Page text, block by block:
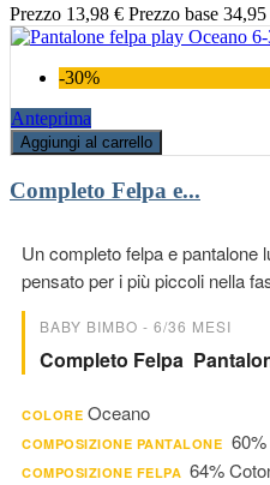
Prezzo 13,98 € Prezzo base 34,95
-30%
Anteprima
Aggiungi al carrello
Completo Felpa e...
Un completo felpa e pantalone
pensato per i più piccoli nella
BABY BIMBO - 6/36 MESI
Completo Felpa
COLORE Oceano
COMPOSIZIONE PANTALONE
COMPOSIZIONE FELPA 64%